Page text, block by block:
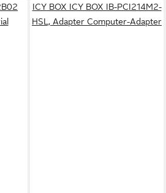
ICY BOX ICY BOX IB-PCI214M2-
HSL, Adapter Computer-Adapter